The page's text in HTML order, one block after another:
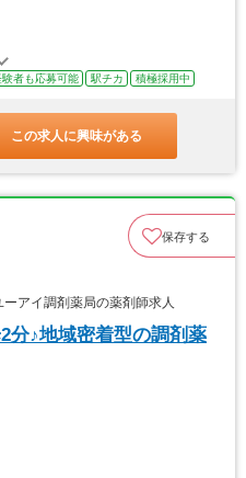
験者も応募可能 駅チカ 積極採用中
この求人に興味がある
保存する
アイ調剤薬局の薬剤師求人
分♪地域密着型の調剤薬